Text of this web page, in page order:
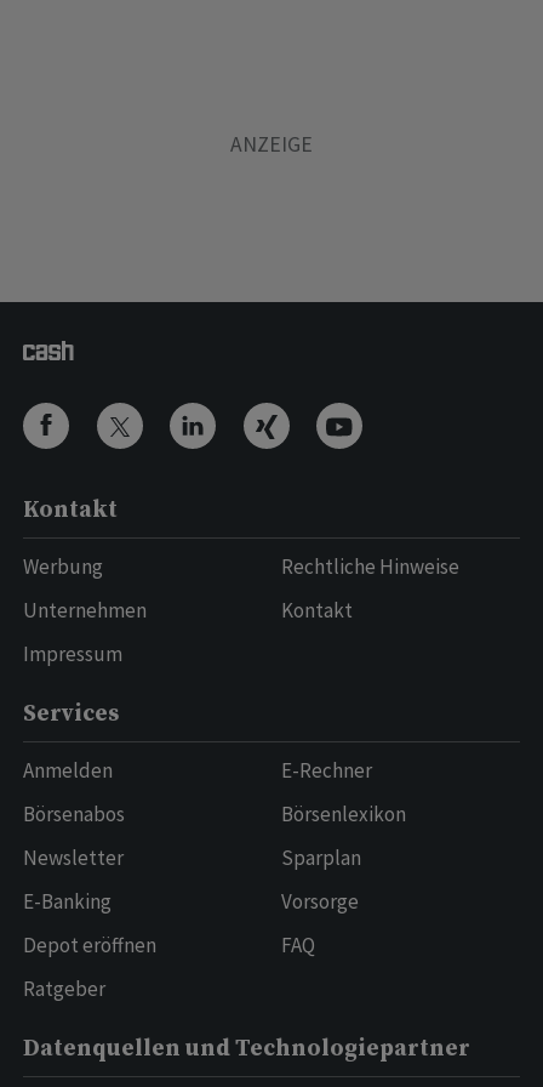
Kontakt
Werbung
Unternehmen
Impressum
Rechtliche Hinweise
Kontakt
Services
Anmelden
Börsenabos
Newsletter
E-Banking
Depot eröffnen
Ratgeber
E-Rechner
Börsenlexikon
Sparplan
Vorsorge
FAQ
Datenquellen und Technologiepartner